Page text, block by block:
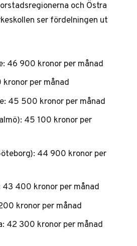
och Östra
ser fördelningen ut
46 900 kronor per månad
per månad
45 500 kronor per månad
45 100 kronor per
44 900 kronor per
400 kronor per månad
kronor per månad
42 300 kronor per månad